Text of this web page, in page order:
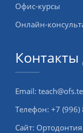
Офис-курсы
Онлайн-
Email:
Телефон: +7 (996)
Сайт: